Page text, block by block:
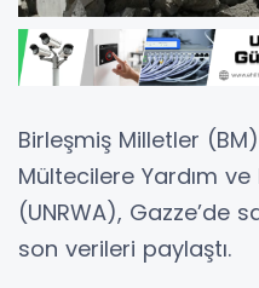
Birleşmiş Milletler
Mültecilere Yardım ve
(UNRWA), Gazze’de
son verileri paylaştı.